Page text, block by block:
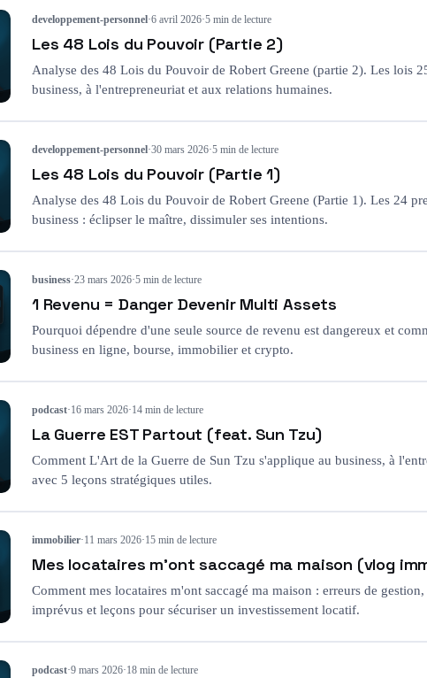
developpement-personnel·6 avril 2026·5 min de lecture
Les 48 Lois du Pouvoir (Partie 2)
Analyse des 48 Lois du Pouvoir de Robert Greene (partie 2). Les lois
business, à l'entrepreneuriat et aux relations humaines.
developpement-personnel·30 mars 2026·5 min de lecture
Les 48 Lois du Pouvoir (Partie 1)
Analyse des 48 Lois du Pouvoir de Robert Greene (Partie 1). Les 24
business : éclipser le maître, dissimuler ses intentions.
business·23 mars 2026·5 min de lecture
1 Revenu = Danger Devenir Multi Assets
Pourquoi dépendre d'une seule source de revenu est dangereux et
business en ligne, bourse, immobilier et crypto.
podcast·16 mars 2026·14 min de lecture
La Guerre EST Partout (feat. Sun Tzu)
Comment L'Art de la Guerre de Sun Tzu s'applique au business, à
avec 5 leçons stratégiques utiles.
immobilier·11 mars 2026·15 min de lecture
Mes locataires m'ont saccagé ma maison (vlog
Comment mes locataires m'ont saccagé ma maison : erreurs de
imprévus et leçons pour sécuriser un investissement locatif.
podcast·9 mars 2026·18 min de lecture